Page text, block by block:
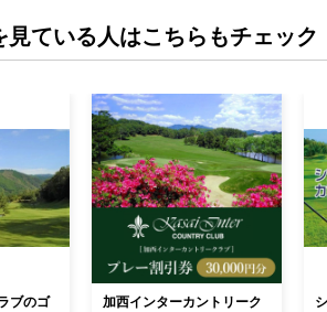
見ている人はこちらもチェック
ブのゴ
加西インターカントリーク